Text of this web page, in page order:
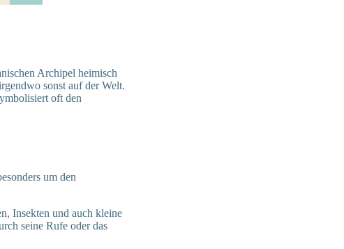
Archipel heimisch
sonst auf der Welt.
oft den
um den
Insekten und auch kleine
seine Rufe oder das